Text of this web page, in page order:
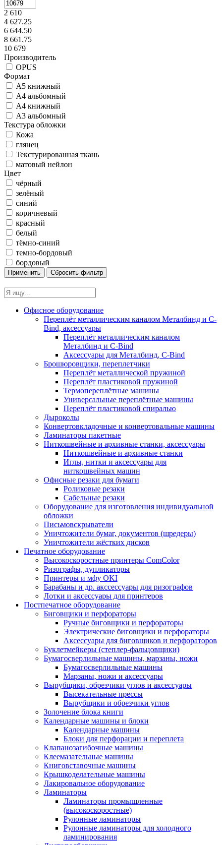
2 610
4 627.25
6 644.50
8 661.75
10 679
Производитель
OPUS
Формат
А5 книжный
А4 альбомный
А4 книжный
А3 альбомный
Текстура обложки
Кожа
глянец
Текстурированная ткань
матовый нейлон
Цвет
чёрный
зелёный
синий
коричневый
красный
белый
тёмно-синий
темно-бордовый
бордовый
Офисное оборудование
Переплёт металлическим каналом Металбинд и C-
Bind, аксессуары
Переплёт металлическим каналом
Металбинд и C-Bind
Аксессуары для Металбинд, C-Bind
Брошюровщики, переплетчики
Переплёт металлической пружиной
Переплёт пластиковой пружиной
Термопереплётные машины
Универсальные переплётные машины
Переплёт пластиковой спиралью
Дыроколы
Конвертовкладочные и конвертовальные машины
Ламинаторы пакетные
Ниткошвейные и архивные станки, аксессуары
Ниткошвейные и архивные станки
Иглы, нитки и аксессуары для
ниткошвейных машин
Офисные резаки для бумаги
Роликовые резаки
Сабельные резаки
Оборудование для изготовления индивидуальной
обложки
Письмовскрыватели
Уничтожители бумаг, документов (шредеры)
Уничтожители жёстких дисков
Печатное оборудование
Высокоскоростные принтеры ComColor
Ризографы, дупликаторы
Принтеры и мфу OKI
Барабаны и др. акссессуары для ризографов
Лотки и аксессуары для принтеров
Постпечатное оборудование
Биговщики и перфораторы
Ручные биговщики и перфораторы
Электрические биговщики и перфораторы
Аксессуары для биговщиков и перфораторов
Буклетмейкеры (степлер-фальцовщики)
Бумагосверлильные машины, марзаны, ножи
Бумагосверлильные машины
Марзаны, ножи и аксессуары
Вырубщики, обрезчики углов и аксессуары
Высекательные прессы
Вырубщики и обрезчики углов
Золочение блока книги
Календарные машины и блоки
Календарные машины
Блоки для перфорации и переплета
Клапанозагибочные машины
Клеемазательные машины
Книговставочные машины
Крышкоделательные машины
Лакировальное оборудование
Ламинаторы
Ламинаторы промышленные
(высокоскоростные)
Рулонные ламинаторы
Рулонные ламинаторы для холодного
ламинирования